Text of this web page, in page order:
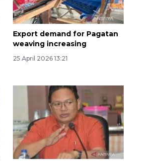
Export demand for Pagatan
weaving increasing
25 April 2026 13:21